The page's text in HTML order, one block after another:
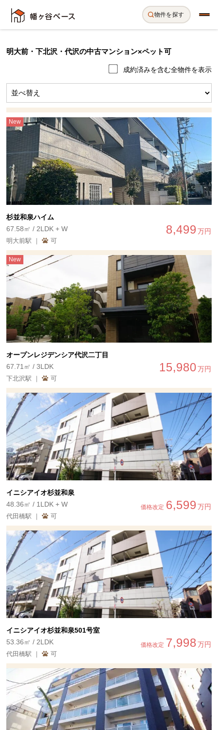
物件を探す
明大前・下北沢・代沢の中古マンション×ペット可
成約済みを含む全物件を表示
New
杉並和泉ハイム
8,499万円
67.58㎡ / 2LDK + W
明大前駅 ｜ 可
New
オープンレジデンシア代沢二丁目
15,980万円
67.71㎡ / 3LDK
下北沢駅 ｜ 可
イニシアイオ杉並和泉
価格改定 6,599万円
48.36㎡ / 1LDK + W
代田橋駅 ｜ 可
イニシアイオ杉並和泉501号室
価格改定 7,998万円
53.36㎡ / 2LDK
代田橋駅 ｜ 可